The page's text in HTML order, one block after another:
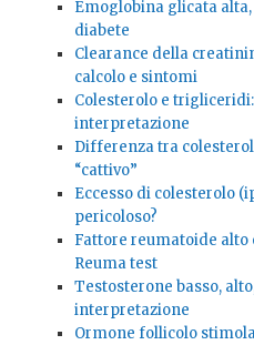
Emoglobina glicata
diabete
Clearance della
calcolo e sintomi
Colesterolo e
interpretazione
Differenza tra
“cattivo”
Eccesso di colesterolo
pericoloso?
Fattore reumatoide alto
Reuma test
Testosterone basso,
interpretazione
Ormone follicolo